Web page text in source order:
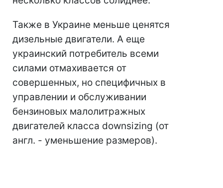
Также в Украине меньше ценятся
дизельные двигатели. А еще
украинский потребитель всеми
силами отмахивается от
совершенных, но специфичных в
управлении и обслуживании
бензиновых малолитражных
двигателей класса downsizing (от
англ. - уменьшение размеров).